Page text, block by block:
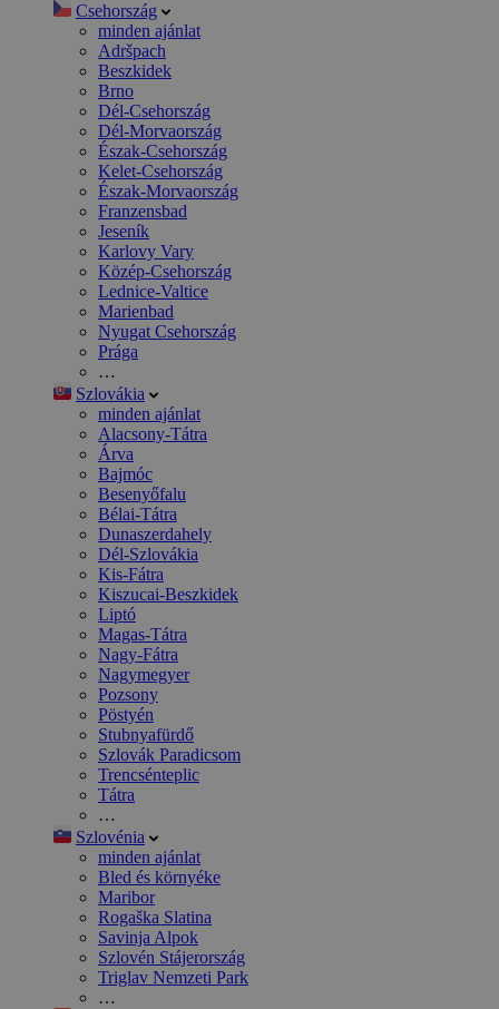
Csehország
minden ajánlat
Adršpach
Beszkidek
Brno
Dél-Csehország
Dél-Morvaország
Észak-Csehország
Kelet-Csehország
Észak-Morvaország
Franzensbad
Jeseník
Karlovy Vary
Közép-Csehország
Lednice-Valtice
Marienbad
Nyugat Csehország
Prága
…
Szlovákia
minden ajánlat
Alacsony-Tátra
Árva
Bajmóc
Besenyőfalu
Bélai-Tátra
Dunaszerdahely
Dél-Szlovákia
Kis-Fátra
Kiszucai-Beszkidek
Liptó
Magas-Tátra
Nagy-Fátra
Nagymegyer
Pozsony
Pöstyén
Stubnyafürdő
Szlovák Paradicsom
Trencsénteplic
Tátra
…
Szlovénia
minden ajánlat
Bled és környéke
Maribor
Rogaška Slatina
Savinja Alpok
Szlovén Stájerország
Triglav Nemzeti Park
…